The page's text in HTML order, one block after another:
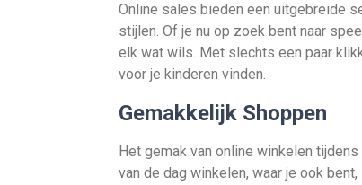
Online sales bieden een uitgebreide
stijlen. Of je nu op zoek bent naar
elk wat wils. Met slechts een paar
voor je kinderen vinden.
Gemakkelijk Shoppen
Het gemak van online winkelen
van de dag winkelen, waar je ook